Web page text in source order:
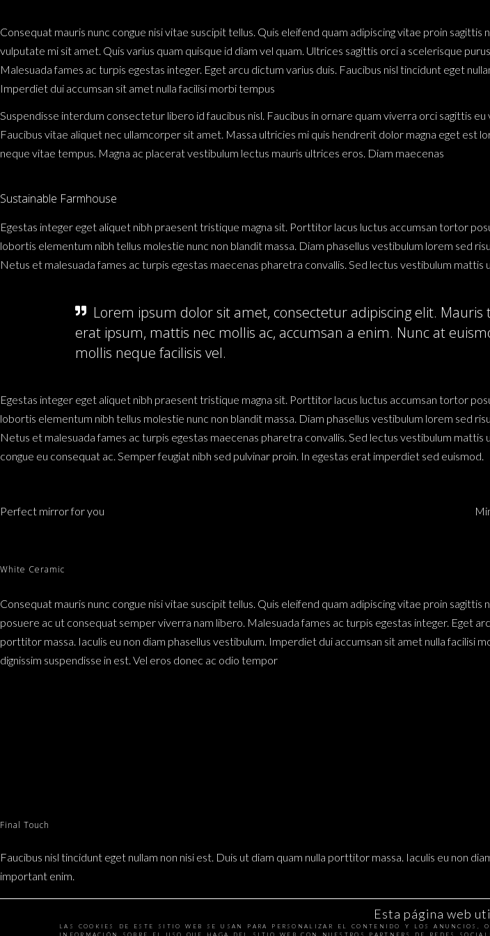
Consequat mauris nunc congue nisi vitae suscipit tellus. Quis eleifend quam adipiscing vitae proin
vulputate mi sit amet. Quis varius quam quisque id diam vel quam. Ultrices sagittis orci a scelerisque
Malesuada fames ac turpis egestas integer. Eget arcu dictum varius duis. Faucibus nisl tincidunt eget
Imperdiet dui accumsan sit amet nulla facilisi morbi tempus
Suspendisse interdum consectetur libero id faucibus nisl. Faucibus in ornare quam viverra orci sagittis
Faucibus vitae aliquet nec ullamcorper sit amet. Massa ultricies mi quis hendrerit dolor magna eget
neque vitae tempus. Magna ac placerat vestibulum lectus mauris ultrices eros. Diam maecenas
Sustainable Farmhouse
Egestas integer eget aliquet nibh praesent tristique magna sit. Porttitor lacus luctus accumsan tortor
lobortis elementum nibh tellus molestie nunc non blandit massa. Diam phasellus vestibulum lorem sed
Netus et malesuada fames ac turpis egestas maecenas pharetra convallis. Sed lectus vestibulum
Lorem ipsum dolor sit amet, consectetur adipiscing elit.
erat ipsum, mattis nec mollis ac, accumsan a enim. Nunc at
mollis neque facilisis vel.
Egestas integer eget aliquet nibh praesent tristique magna sit. Porttitor lacus luctus accumsan tortor
lobortis elementum nibh tellus molestie nunc non blandit massa. Diam phasellus vestibulum lorem sed
Netus et malesuada fames ac turpis egestas maecenas pharetra convallis. Sed lectus vestibulum
congue eu consequat ac. Semper feugiat nibh sed pulvinar proin. In egestas erat imperdiet sed euismod.
Perfect mirror for you
White Ceramic
Consequat mauris nunc congue nisi vitae suscipit tellus. Quis eleifend quam adipiscing vitae proin
posuere ac ut consequat semper viverra nam libero. Malesuada fames ac turpis egestas integer. Eget
porttitor massa. Iaculis eu non diam phasellus vestibulum. Imperdiet dui accumsan sit amet nulla
dignissim suspendisse in est. Vel eros donec ac odio tempor
Final Touch
Faucibus nisl tincidunt eget nullam non nisi est. Duis ut diam quam nulla porttitor massa. Iaculis eu non
important enim.
Suspendisse interdum consectetur libero id faucibus nisl.Faucibus in ornare quam viverra orci sagittis
ac. Faucibus vitae aliquet nec ullamcorper sit amet. Massa ultricies mi quis hendrerit dolor magna
Esta página web
LAS COOKIES DE ESTE SITIO WEB SE USAN PARA PERSONALIZAR EL CONTENIDO Y LOS ANUNCIOS,
INFORMACIÓN SOBRE EL USO QUE HAGA DEL SITIO WEB CON NUESTROS PARTNERS DE REDES